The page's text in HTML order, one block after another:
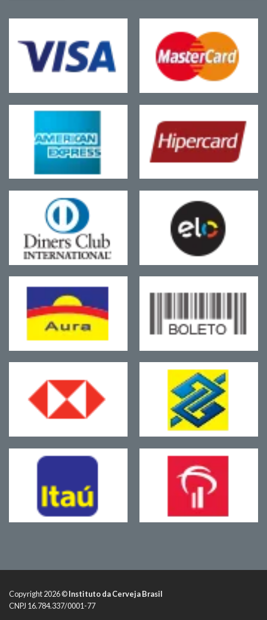
Copyright 2026 ©Instituto da Cerveja Brasil
CNPJ 16.784.337/0001-77